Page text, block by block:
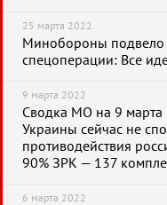
25 марта 2022
Минобороны подвело
спецоперации: Все
9 марта 2022
Сводка МО на 9 марта
Украины сейчас не
противодействия
90% ЗРК — 137
6 марта 2022